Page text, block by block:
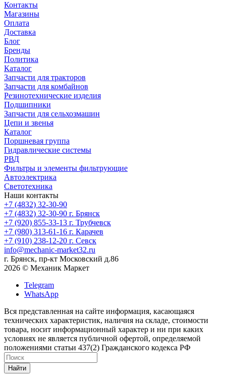
Контакты
Магазины
Оплата
Доставка
Блог
Бренды
Политика
Каталог
Запчасти для тракторов
Запчасти для комбайнов
Резинотехнические изделия
Подшипники
Запчасти для сельхозмашин
Цепи и звенья
Каталог
Поршневая группа
Гидравлические системы
РВД
Фильтры и элементы фильтрующие
Автоэлектрика
Светотехника
Наши контакты
+7 (4832) 32-30-90
+7 (4832) 32-30-90 г. Брянск
+7 (920) 855-33-13 г. Трубчевск
+7 (980) 313-61-16 г. Карачев
+7 (910) 238-12-20 г. Севск
info@mechanic-market32.ru
г. Брянск, пр-кт Московский д.86
2026 © Механик Маркет
Telegram
WhatsApp
Вся представленная на сайте информация, касающаяся
технических характеристик, наличия на складе, стоимости
товара, носит информационный характер и ни при каких
условиях не является публичной офертой, определяемой
положениями статьи 437(2) Гражданского кодекса РФ
Найти